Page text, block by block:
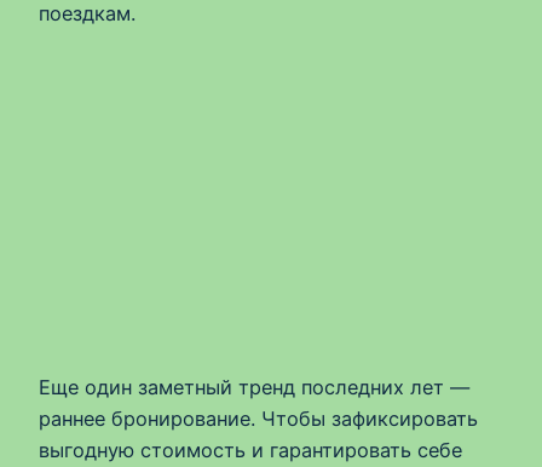
поездкам.
Еще один заметный тренд последних лет —
раннее бронирование. Чтобы зафиксировать
выгодную стоимость и гарантировать себе